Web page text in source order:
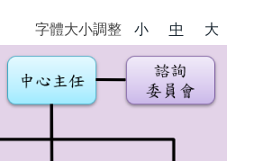
字體大小調整 小 中 大